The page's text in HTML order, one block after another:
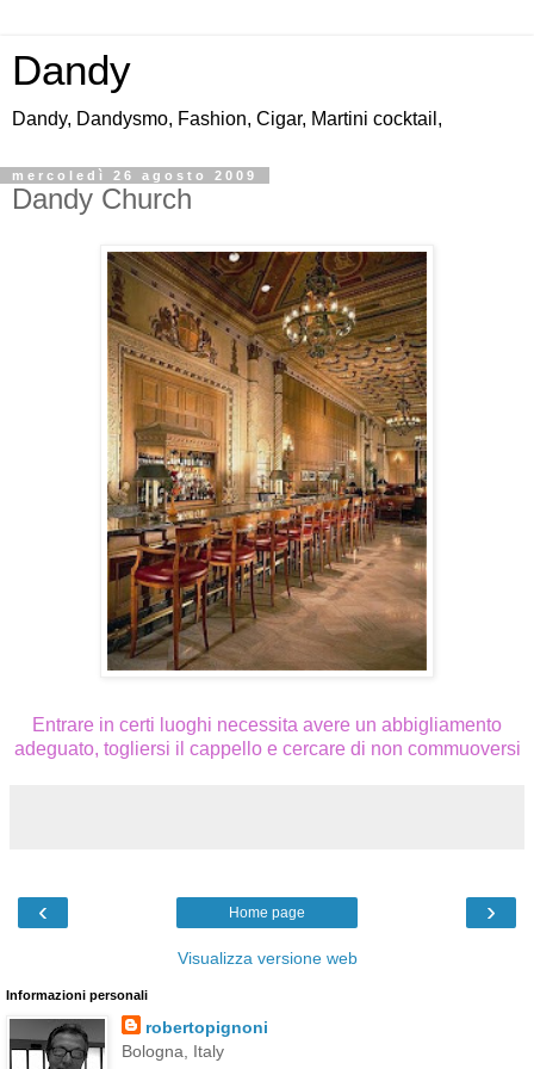
Dandy
Dandy, Dandysmo, Fashion, Cigar, Martini cocktail,
mercoledì 26 agosto 2009
Dandy Church
Entrare in certi luoghi necessita avere un abbigliamento
adeguato, togliersi il cappello e cercare di non commuoversi
‹ ›
Home page
Visualizza versione web
Informazioni personali
robertopignoni
Bologna, Italy